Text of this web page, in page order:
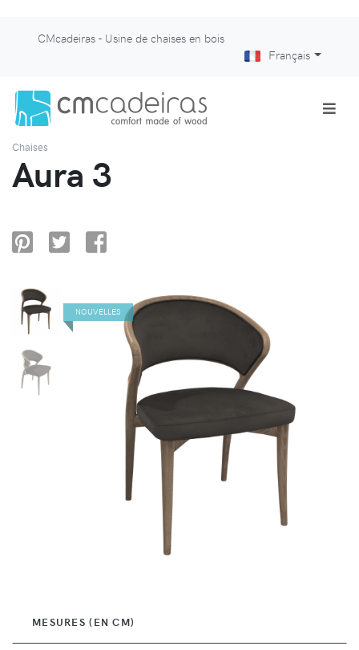
CMcadeiras - Usine de chaises en bois
Français
NOUVELLES
Chaises
Aura 3
MESURES (EN CM)